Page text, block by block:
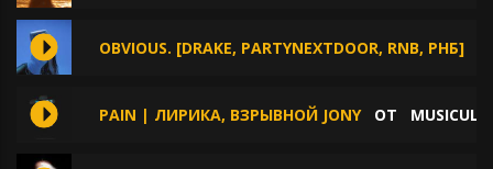
OBVIOUS. [DRAKE, PARTYNEXTDOOR, RNB, РНБ]
PAIN | ЛИРИКА, ВЗРЫВНОЙ JONYОТ